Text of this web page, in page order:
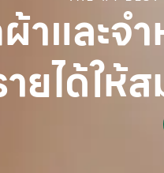
และจ
ยได้ให้